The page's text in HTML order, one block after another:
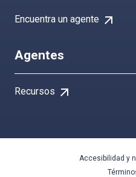
Encuentra un agente arrow_outward
Agentes
Recursos arrow_outward
Accesibilidad y